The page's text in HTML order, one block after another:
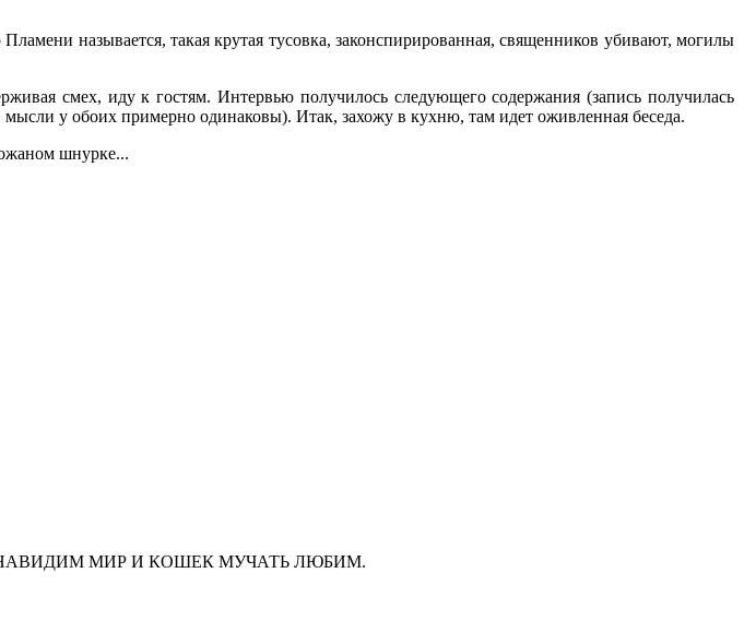
называется, такая крутая тусовка, законспирированная, священников убивают, могилы
смех, иду к гостям. Интервью получилось следующего содержания (запись получилась
мысли у обоих примерно одинаковы). Итак, захожу в кухню, там идет оживленная беседа.
шнурке...
МИР И КОШЕК МУЧАТЬ ЛЮБИМ.